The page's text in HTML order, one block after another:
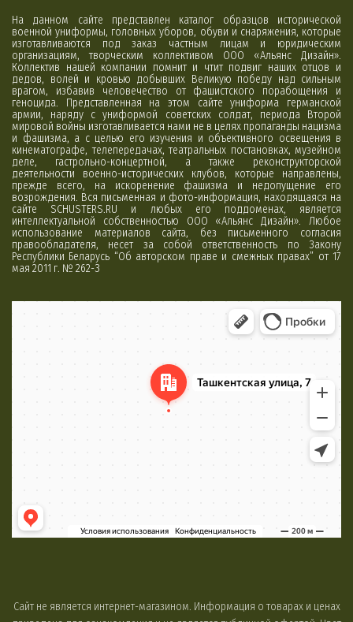
На данном сайте представлен каталог образцов исторической
военной униформы, головных уборов, обуви и снаряжения, которые
изготавливаются под заказ частным лицам и юридическим
организациям, творческим коллективом ООО «Альянс Дизайн».
Коллектив нашей компании помнит и чтит подвиг наших отцов и
дедов, волей и кровью добывших Великую победу над сильным
врагом, избавив человечество от фашистского порабощения и
геноцида. Представленная на этом сайте униформа германской
армии, наряду с униформой советских солдат, периода Второй
мировой войны изготавливается нами не в целях пропаганды нацизма
и фашизма, а с целью его изучения и объективного освещения в
кинематографе, телепередачах, театральных постановках, музейном
деле, гастрольно-концертной, а также реконструкторской
деятельности военно-исторических клубов, которые направлены,
прежде всего, на искоренение фашизма и недопущение его
возрождения. Вся письменная и фото-информация, находящаяся на
сайте SCHUSTERS.RU и любых его поддоменах, является
интеллектуальной собственностью ООО «Альянс Дизайн». Любое
использование материалов сайта, без письменного согласия
правообладателя, несет за собой ответственность по Закону
Республики Беларусь “Об авторском праве и смежных правах” от 17
мая 2011 г. № 262-З
Сайт не является интернет-магазином. Информация о товарах и ценах